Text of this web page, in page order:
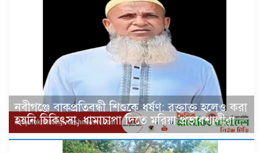
নবীগঞ্জে বাকপ্রতিবন্ধী শিশুকে ধর্ষণ: রক্তাক্ত হলেও করা
হয়নি চিকিৎসা, ধামাচাপা দিতে মরিয়া প্রভাবশালীরা